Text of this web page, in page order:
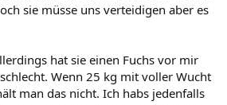
sie müsse uns verteidigen aber es
hat sie einen Fuchs vor mir
Wenn 25 kg mit voller Wucht
man das nicht. Ich habs jedenfalls